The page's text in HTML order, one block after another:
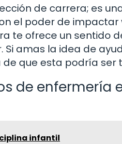
de carrera; es
el poder de impactar
te ofrece un sentido
amas la idea de
que esta podría ser
de enfermería
infantil